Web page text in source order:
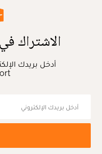
الاشتراك
أدخل بريدك